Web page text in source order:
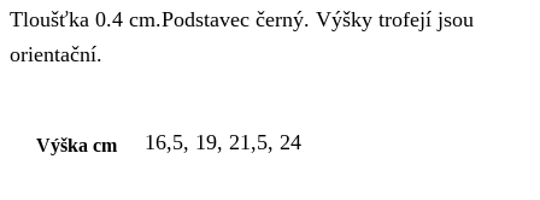
Tloušťka 0.4 cm.Podstavec černý. Výšky trofejí jsou
orientační.
Výška cm 16,5, 19, 21,5, 24